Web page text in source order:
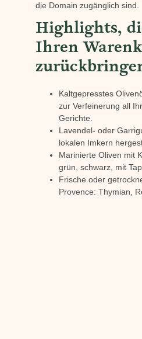
die Domain zugänglich sind.
Highlights,
Ihren
Kaltgepresstes
zur Verfeinerung all
Gerichte.
Lavendel- oder
lokalen Imkern
Marinierte Oliven mit
grün, schwarz, mit
Frische oder
Provence: Thymian,